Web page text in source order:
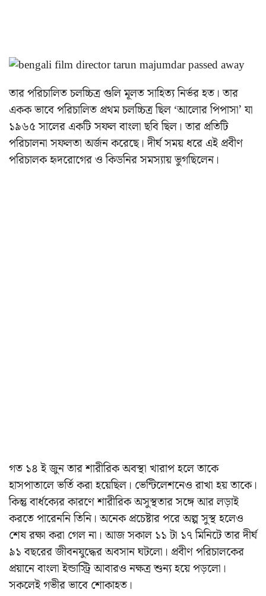
তার পরিচালিত চলচ্চিত্র গুলি মূলত সাহিত্য নির্ভর হত। তার
একক ভাবে পরিচালিত প্রথম চলচ্চিত্র ছিল ‘আলোর পিপাসা’ যা
১৯৬৫ সালের একটি সফল বাংলা ছবি ছিল। তার প্রতিটি
পরিচালনা সফলতা অর্জন করেছে। দীর্ঘ সময় ধরে এই প্রবীণ
পরিচালক হৃদরোগের ও কিডনির সমস্যায় ভুগছিলেন।
গত ১৪ ই জুন তার শারীরিক অবস্থা খারাপ হলে তাকে
হাসপাতালে ভর্তি করা হয়েছিল। ভেন্টিলেশনেও রাখা হয় তাকে।
কিন্তু বার্ধক্যের কারণে শারীরিক অসুস্থতার সঙ্গে আর লড়াই
করতে পারেননি তিনি। অনেক প্রচেষ্টার পরে অল্প সুস্থ হলেও
শেষ রক্ষা করা গেল না। আজ সকাল ১১ টা ১৭ মিনিটে তার দীর্ঘ
৯১ বছরের জীবনযুদ্ধের অবসান ঘটলো। প্রবীণ পরিচালকের
প্রয়ানে বাংলা ইন্ডাস্ট্রি আবারও নক্ষত্র শুন্য হয়ে পড়লো।
সকলেই গভীর ভাবে শোকাহত।